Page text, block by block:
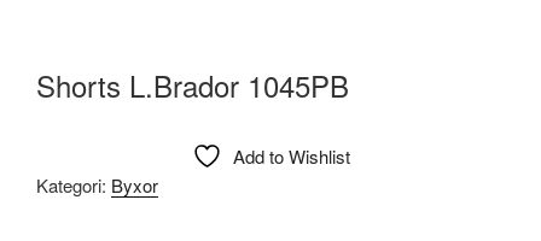
Shorts L.Brador 1045PB
Add to Wishlist
Kategori: Byxor